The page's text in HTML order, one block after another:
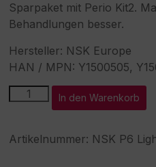
Sparpaket mit Perio Kit2.
Behandlungen besser.
Hersteller: NSK Europe
HAN / MPN: Y1500505,
NSK
Varios
Pro2
Promo-
In den Warenkorb
l
e
r
Artikelnummer: NSK P6